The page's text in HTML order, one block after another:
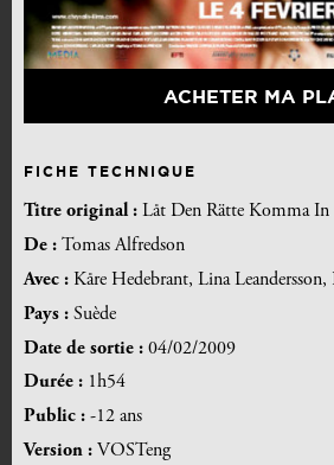
ACHETER MA
FICHE TECHNIQUE
Titre original : Låt Den Rätte Komma In
De : Tomas Alfredson
Avec : Kåre Hedebrant, Lina Leandersson,
Pays : Suède
Date de sortie : 04/02/2009
Durée : 1h54
Public : -12 ans
Version : VOSTeng